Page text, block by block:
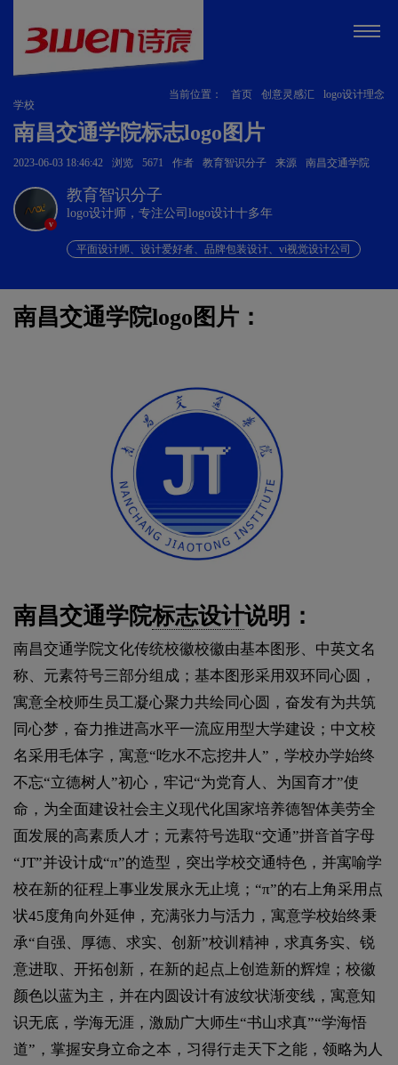
当前位置： 首页 创意灵感汇
logo设计理念
学校
南昌交通学院标志logo图片
2023-06-03 18:46:42 浏览 5671 作者 教育智识分子 来源 南昌交通学院
v
教育智识分子
logo设计师，专注公司logo设计十多年
平面设计师、设计爱好者、品牌包装设计、vi视觉设计公司
南昌交通学院logo图片：
南昌交通学院标志设计说明：
南昌交通学院文化传统校徽校徽由基本图形、中英文名
称、元素符号三部分组成；基本图形采用双环同心圆，
寓意全校师生员工凝心聚力共绘同心圆，奋发有为共筑
同心梦，奋力推进高水平一流应用型大学建设；中文校
名采用毛体字，寓意“吃水不忘挖井人”，学校办学始终
不忘“立德树人”初心，牢记“为党育人、为国育才”使
命，为全面建设社会主义现代化国家培养德智体美劳全
面发展的高素质人才；元素符号选取“交通”拼音首字母
“JT”并设计成“π”的造型，突出学校交通特色，并寓喻学
校在新的征程上事业发展永无止境；“π”的右上角采用点
状45度角向外延伸，充满张力与活力，寓意学校始终秉
承“自强、厚德、求实、创新”校训精神，求真务实、锐
意进取、开拓创新，在新的起点上创造新的辉煌；校徽
颜色以蓝为主，并在内圆设计有波纹状渐变线，寓意知
识无底，学海无涯，激励广大师生“书山求真”“学海悟
道”，掌握安身立命之本，习得行走天下之能，领略为人